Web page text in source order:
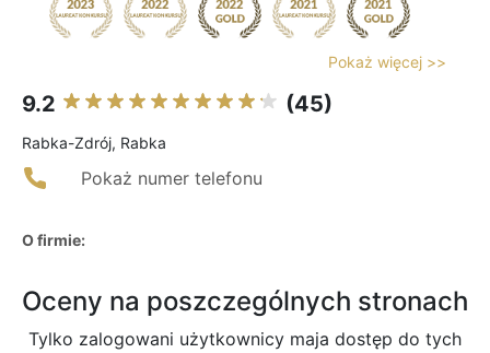
Pokaż więcej >>
9.2 (45)
Rabka-Zdrój, Rabka
Pokaż numer telefonu
O firmie:
Oceny na poszczególnych stronach
Tylko zalogowani użytkownicy maja dostęp do tych